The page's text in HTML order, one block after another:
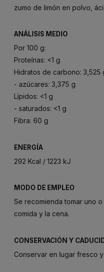
zumo de limón en polvo,
ANÁLISIS MEDIO
Por 100 g:
Proteínas: <1 g
Hidratos de carbono: 3,525
- azúcares: 3,375 g
Lípidos: <1 g
- saturados: <1 g
Fibra: 60 g
ENERGÍA
292 Kcal / 1223 kJ
MODO DE EMPLEO
Se recomienda tomar uno
comida y la cena.
CONSERVACIÓN Y
Conservar en lugar fresco